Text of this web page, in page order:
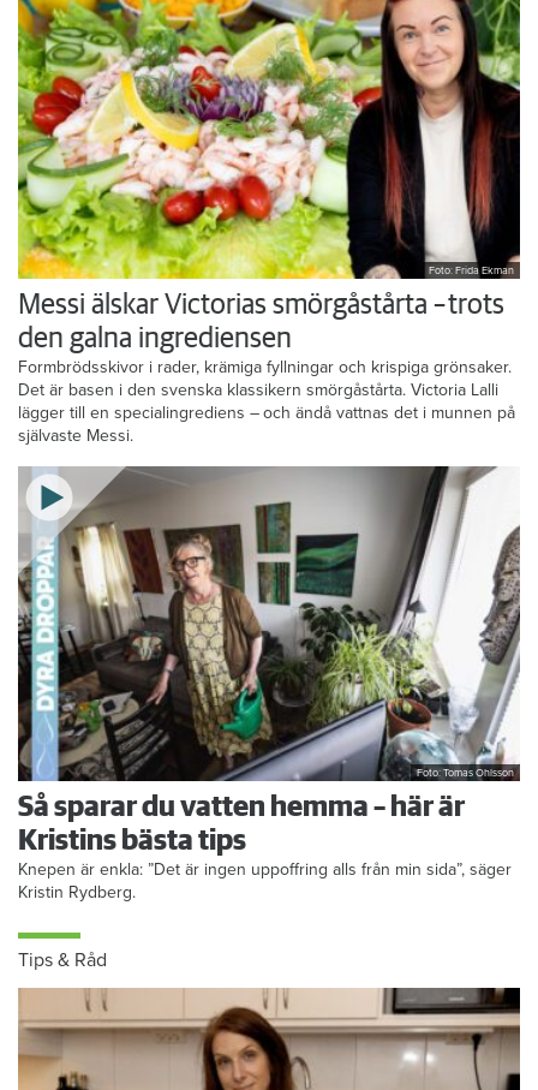
Foto: Frida Ekman
Messi älskar Victorias smörgåstårta – trots
den galna ingrediensen
Formbrödsskivor i rader, krämiga fyllningar och krispiga grönsaker.
Det är basen i den svenska klassikern smörgåstårta. Victoria Lalli
lägger till en specialingrediens – och ändå vattnas det i munnen på
självaste Messi.
Foto: Tomas Ohlsson
Så sparar du vatten hemma – här är
Kristins bästa tips
Knepen är enkla: ”Det är ingen uppoffring alls från min sida”, säger
Kristin Rydberg.
Tips & Råd